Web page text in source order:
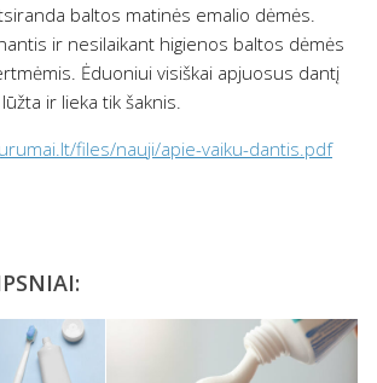
baltos matinės emalio dėmės.
ir nesilaikant higienos baltos dėmės
Ėduoniui visiškai apjuosus dantį
ir lieka tik šaknis.
files/nauji/apie-vaiku-dantis.pdf